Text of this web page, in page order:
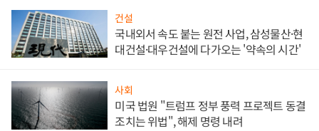
건설
국내외서 속도 붙는 원전 사업, 삼성물산·현
대건설·대우건설에 다가오는 '약속의 시간'
사회
미국 법원 "트럼프 정부 풍력 프로젝트 동결
조치는 위법", 해제 명령 내려